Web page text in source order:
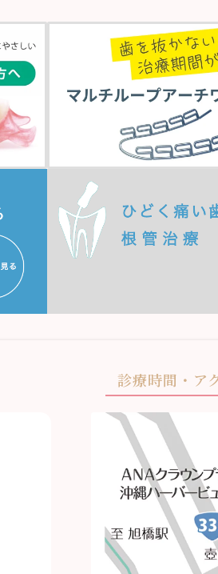
診療時間・ア